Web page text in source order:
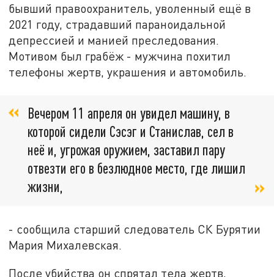
бывший правоохранитель, уволенный ещё в
2021 году, страдавший параноидальной
депрессией и манией преследования.
Мотивом был грабёж - мужчина похитил
телефоны жертв, украшения и автомобиль.
Вечером 11 апреля он увидел машину, в
которой сидели Сэсэг и Станислав, сел в
неё и, угрожая оружием, заставил пару
отвезти его в безлюдное место, где лишил
жизни,
- сообщила старший следователь СК Бурятии
Мария Михалевская.
После убийства он спрятал тела жертв,